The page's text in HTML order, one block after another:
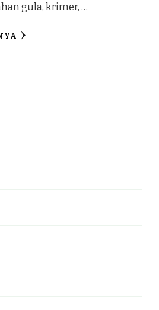
gula, krimer, …